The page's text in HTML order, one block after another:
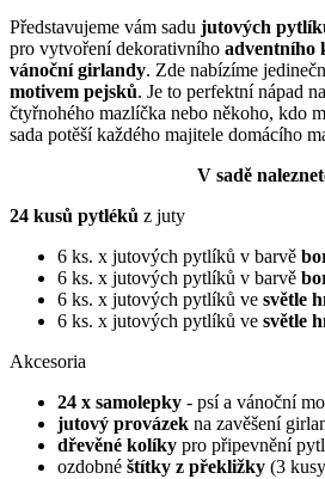
Představujeme vám sadu jutových
pro vytvoření dekorativního adventního
vánoční girlandy. Zde nabízíme
motivem pejsků. Je to perfektní nápad
čtyřnohého mazlíčka nebo někoho, kdo
sada potěší každého majitele domácího
V sadě
24 kusů pytléků z juty
6 ks. x jutových pytlíků v barvě
6 ks. x jutových pytlíků v barvě
6 ks. x jutových pytlíků ve světle
6 ks. x jutových pytlíků ve světle
Akcesoria
24 x samolepky - psí a vánoční
jutový provázek na zavěšení
dřevěné kolíky pro připevnění
ozdobné štítky z překližky (3